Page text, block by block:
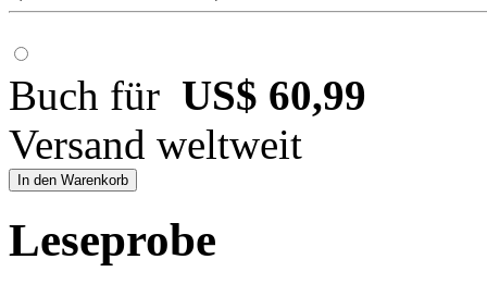
Buch für US$ 60,99
Versand weltweit
In den Warenkorb
Leseprobe